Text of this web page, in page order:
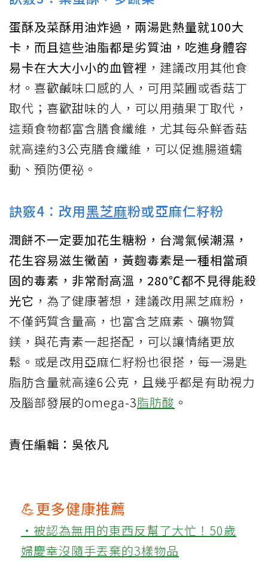
蛋酥及菜酥用油炸過，兩湯匙熱量就100大
卡，而且這些油脂都是劣質油，吃進身體容
易卡在大大小小的血管裡 ，建議改用其他食
材。喜歡鹹味口感的人，可用菜圃或香菇丁
取代；喜歡甜味的人，可以用蘋果丁取代，
這類食物都富含膳食纖維，尤其每朵鮮香菇
就高達約3公克膳食纖維，可以促進腸道蠕
動、預防便祕。
訣竅4：改用黑芝麻粉或亞麻仁籽粉
潤餅不一定要加花生糖粉，台灣氣候潮濕，
花生容易滋生黴菌，黃麴毒素是一種相當頑
固的毒素，非常耐高溫，280℃都不見得能殺
光它 ，為了健康著想，建議改用黑芝麻粉，
不僅鈣質含量高，也富含芝麻素、礦物質
鎂，與花青素一起搭配，可以讓情緒更放
鬆。或是改用亞麻仁籽粉也很搭，每一湯匙
脂肪含量就高達6公克，且幾乎都是有助視力
及腦部發展的omega-3脂肪酸 。
責任編輯：吳依凡
💪更多健康推薦
‧被認為無用的東西反幫了大忙！50歲
婦慶幸沒隨手丟棄的3樣物品